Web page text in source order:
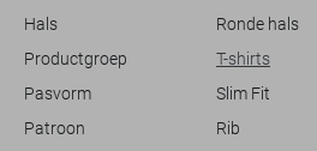
Hals
Ronde hals
Productgroep
T-shirts
Pasvorm
Slim Fit
Patroon
Rib